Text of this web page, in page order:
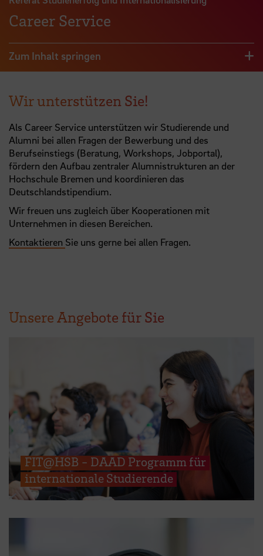
Career Service
Zum Inhalt springen
Wir unterstützen Sie!
Als Career Service unterstützen wir Studierende und
Alumni bei allen Fragen der Bewerbung und des
Berufseinstiegs (Beratung, Workshops, Jobportal),
fördern den Aufbau zentraler Alumnistrukturen an der
Hochschule Bremen und koordinieren das
Deutschlandstipendium.
Wir freuen uns zugleich über Kooperationen mit
Unternehmen in diesen Bereichen.
Kontaktieren Sie uns gerne bei allen Fragen.
Unsere Angebote für Sie
FIT@HSB - DAAD Programm für
internationale Studierende